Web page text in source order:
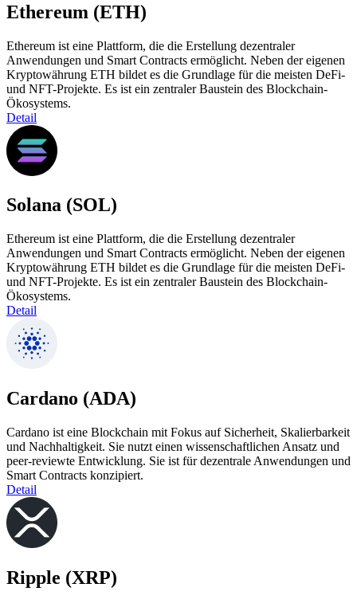
Ethereum (ETH)
Ethereum ist eine Plattform, die die Erstellung dezentraler
Anwendungen und Smart Contracts ermöglicht. Neben der eigenen
Kryptowährung ETH bildet es die Grundlage für die meisten DeFi-
und NFT-Projekte. Es ist ein zentraler Baustein des Blockchain-
Ökosystems.
Detail
Solana (SOL)
Ethereum ist eine Plattform, die die Erstellung dezentraler
Anwendungen und Smart Contracts ermöglicht. Neben der eigenen
Kryptowährung ETH bildet es die Grundlage für die meisten DeFi-
und NFT-Projekte. Es ist ein zentraler Baustein des Blockchain-
Ökosystems.
Detail
Cardano (ADA)
Cardano ist eine Blockchain mit Fokus auf Sicherheit, Skalierbarkeit
und Nachhaltigkeit. Sie nutzt einen wissenschaftlichen Ansatz und
peer-reviewte Entwicklung. Sie ist für dezentrale Anwendungen und
Smart Contracts konzipiert.
Detail
Ripple (XRP)